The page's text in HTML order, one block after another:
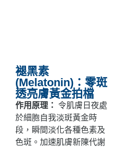
褪黑素
(Melatonin)：零斑
透亮膚黃金拍檔
作用原理：
令肌膚日夜處
於細胞自我淡斑黃金時
段，瞬間淡化各種色素及
色斑。加速肌膚新陳代謝